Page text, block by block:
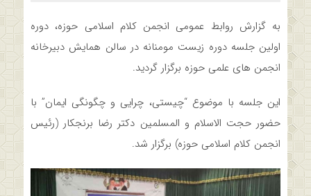
به گزارش روابط عمومی انجمن کلام اسلامی حوزه، دوره
اولین جلسه دوره زیست مومنانه در سالن همایش دبیرخانه
انجمن های علمی حوزه برگزار گردید.
این جلسه با موضوع “چیستی، چرایی و چگونگی ایمان” با
حضور حجت الاسلام و المسلمین دکتر رضا برنجکار (رئیس
انجمن کلام اسلامی حوزه) برگزار شد.